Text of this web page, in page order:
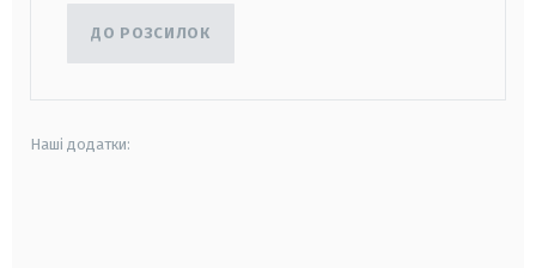
ДО РОЗСИЛОК
Наші додатки: